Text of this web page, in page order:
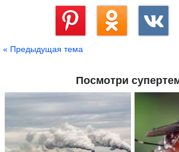
« Предыдущая тема
Посмотри